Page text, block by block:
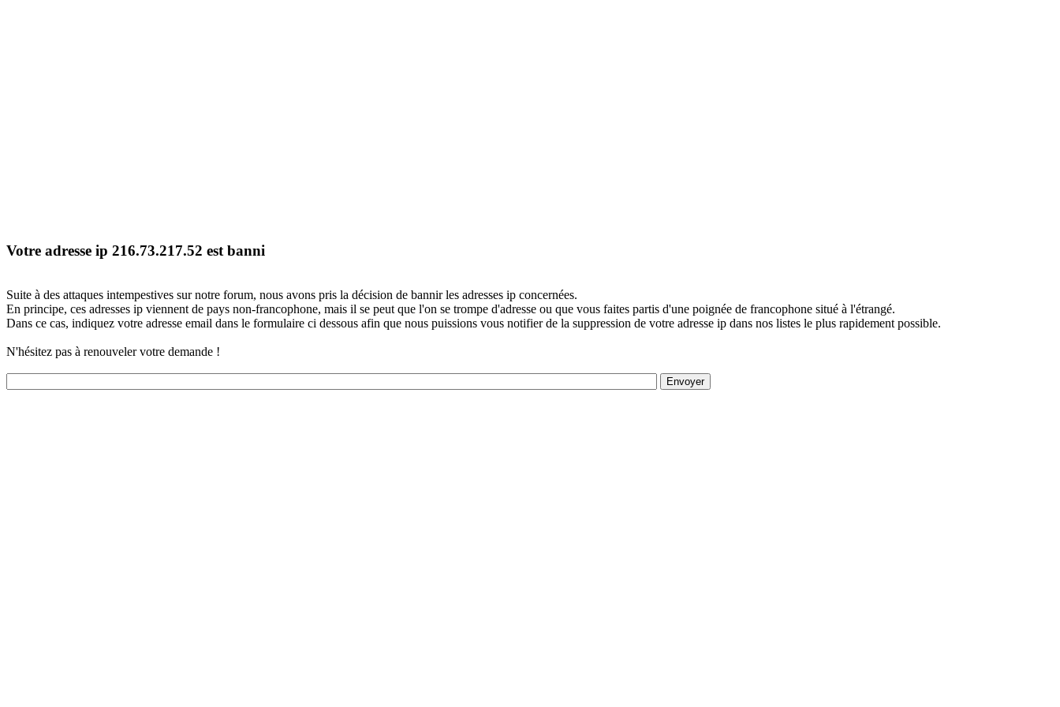
Votre adresse ip 216.73.217.52 est banni
Suite à des attaques intempestives sur notre forum, nous avons pris la décision de bannir les adresses ip concernées.
En principe, ces adresses ip viennent de pays non-francophone, mais il se peut que l'on se trompe d'adresse ou que vous faites partis d'une poignée de francophone situé à l'étrangé.
Dans ce cas, indiquez votre adresse email dans le formulaire ci dessous afin que nous puissions vous notifier de la suppression de votre adresse ip dans nos listes le plus rapidement possible.
N'hésitez pas à renouveler votre demande !